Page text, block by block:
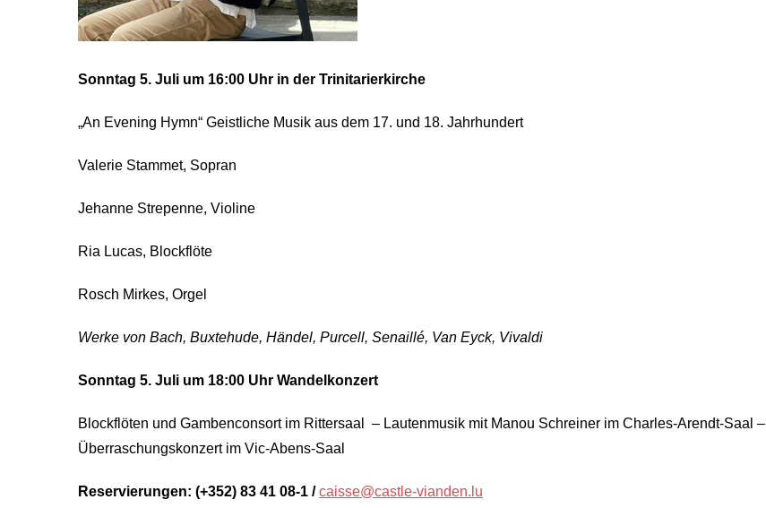
Sonntag 5. Juli um 16:00 Uhr in der Trinitarierkirche
„An Evening Hymn“ Geistliche Musik aus dem 17. und 18. Jahrhundert
Valerie Stammet, Sopran
Jehanne Strepenne, Violine
Ria Lucas, Blockflöte
Rosch Mirkes, Orgel
Werke von Bach, Buxtehude, Händel, Purcell, Senaillé, Van Eyck, Vivaldi
Sonntag 5. Juli um 18:00 Uhr Wandelkonzert
Blockflöten und Gambenconsort im Rittersaal – Lautenmusik mit Manou Schreiner im Charles-Arendt-Saal –
Überraschungskonzert im Vic-Abens-Saal
Reservierungen: (+352) 83 41 08-1 /caisse@castle-vianden.lu